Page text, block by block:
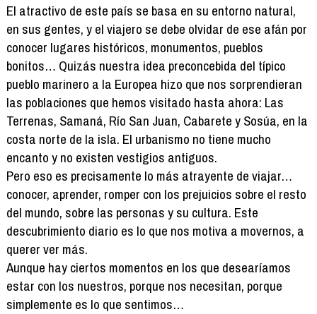
El atractivo de este país se basa en su entorno natural,
en sus gentes, y el viajero se debe olvidar de ese afán por
conocer lugares históricos, monumentos, pueblos
bonitos… Quizás nuestra idea preconcebida del típico
pueblo marinero a la Europea hizo que nos sorprendieran
las poblaciones que hemos visitado hasta ahora: Las
Terrenas, Samaná, Río San Juan, Cabarete y Sosúa, en la
costa norte de la isla. El urbanismo no tiene mucho
encanto y no existen vestigios antiguos.
Pero eso es precisamente lo más atrayente de viajar…
conocer, aprender, romper con los prejuicios sobre el resto
del mundo, sobre las personas y su cultura. Este
descubrimiento diario es lo que nos motiva a movernos, a
querer ver más.
Aunque hay ciertos momentos en los que desearíamos
estar con los nuestros, porque nos necesitan, porque
simplemente es lo que sentimos…